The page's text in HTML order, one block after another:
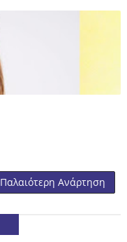
Παλαιότερη Ανάρτηση